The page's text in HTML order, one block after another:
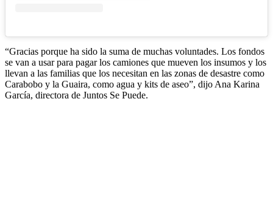
“Gracias porque ha sido la suma de muchas voluntades. Los fondos
se van a usar para pagar los camiones que mueven los insumos y los
llevan a las familias que los necesitan en las zonas de desastre como
Carabobo y la Guaira, como agua y kits de aseo”, dijo Ana Karina
García, directora de Juntos Se Puede.